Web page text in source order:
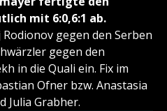
mit 6:0,6:1 ab.
gegen den Serben
gegen den
in die Quali ein. Fix im
Ofner bzw. Anastasia
Julia Grabher.